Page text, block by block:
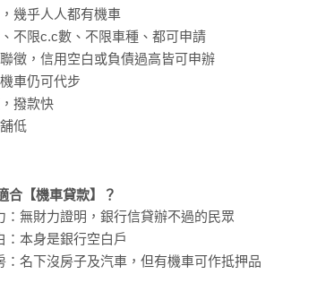
幾乎人人都有機車
不限c.c數、不限車種、都可申請
徵，信用空白或負債過高皆可申辦
車仍可代步
撥款快
低
合【機車貸款】？
無財力證明，銀行信貸辦不過的民眾
本身是銀行空白戶
名下沒房子及汽車，但有機車可作抵押品